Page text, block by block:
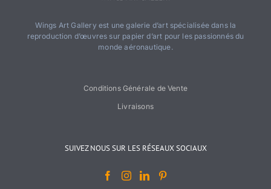
Wings Art Gallery est une galerie d’art spécialisée dans la
reproduction d’œuvres sur papier d’art pour les passionnés du
monde aéronautique.
Conditions Générale de Vente
Livraisons
SUIVEZ NOUS SUR LES RÉSEAUX SOCIAUX